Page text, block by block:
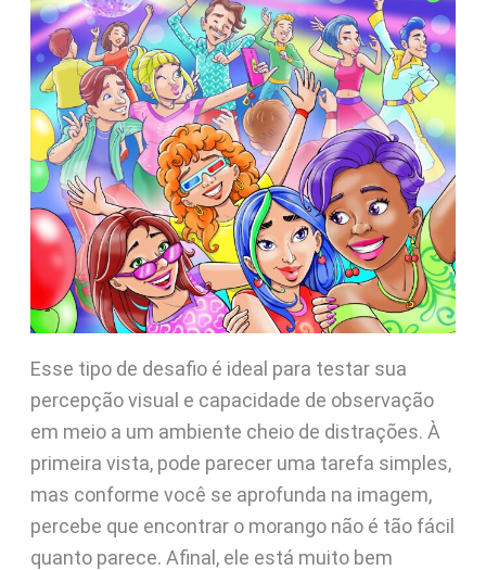
Esse tipo de desafio é ideal para testar sua
percepção visual e capacidade de observação
em meio a um ambiente cheio de distrações. À
primeira vista, pode parecer uma tarefa simples,
mas conforme você se aprofunda na imagem,
percebe que encontrar o morango não é tão fácil
quanto parece. Afinal, ele está muito bem